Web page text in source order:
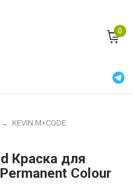
0
→ KEVIN.M+CODE
Краска для
Colour